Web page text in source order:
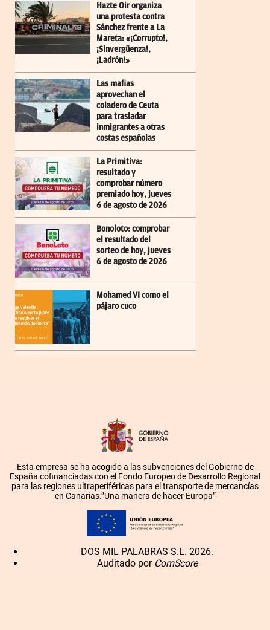
Hazte Oir organiza
una protesta contra
Sánchez frente a La
Mareta: «¡Corrupto!,
¡Sinvergüenza!,
¡Ladrón!»
Las mafias
aprovechan el
coladero de Ceuta
para trasladar
inmigrantes a otras
costas españolas
La Primitiva:
resultado y
comprobar número
premiado hoy, jueves
6 de agosto de 2026
Bonoloto: comprobar
el resultado del
sorteo de hoy, jueves
6 de agosto de 2026
Mohamed VI como el
pájaro cuco
Esta empresa se ha acogido a las subvenciones del Gobierno de
España cofinanciadas con el Fondo Europeo de Desarrollo Regional
para las regiones ultraperiféricas para el transporte de mercancías
en Canarias.”Una manera de hacer Europa”
DOS MIL PALABRAS S.L. 2026.
Auditado por ComScore